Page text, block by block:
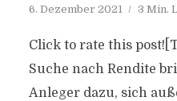
6. Dezember 2021 3 Min.
Click to rate this
Suche nach Rendite
Anleger dazu, sich